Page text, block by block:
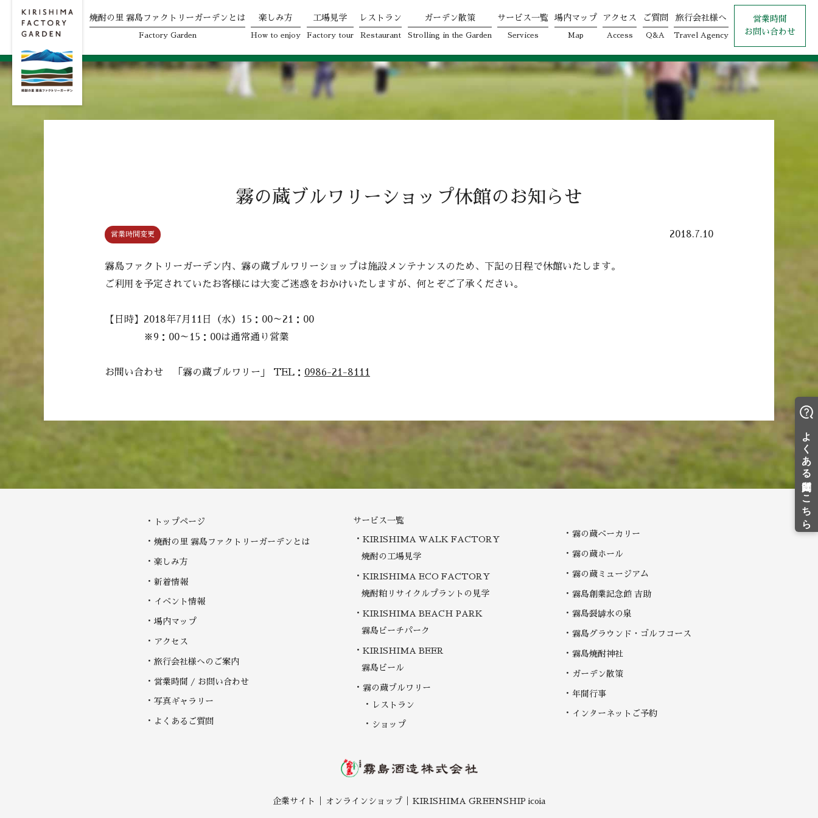
content
焼酎の里 霧島ファクトリーガーデンとは
Factory Garden
楽しみ方
How to enjoy
工場見学
Factory tour
レストラン
Restaurant
ガーデン散策
Strolling in the Garden
サービス一覧
Services
場内マップ
Map
アクセス
Access
ご質問
Q&A
旅行会社様へ
Travel Agency
営業時間
お問い合わせ
霧の蔵ブルワリーショップ休館のお知らせ
営業時間変更 2018.7.10
霧島ファクトリーガーデン内、霧の蔵ブルワリーショップは施設メンテナンスのため、下記の日程で休館いたします。
ご利用を予定されていたお客様には大変ご迷惑をおかけいたしますが、何とぞご了承ください。
【日時】2018年7月11日（水）15：00～21：00
※9：00～15：00は通常通り営業
お問い合わせ 「霧の蔵ブルワリー」 TEL： 0986-21-8111
トップページ
焼酎の里 霧島ファクトリーガーデンとは
楽しみ方
新着情報
イベント情報
場内マップ
アクセス
旅行会社様へのご案内
営業時間 / お問い合わせ
写真ギャラリー
よくあるご質問
サービス一覧
KIRISHIMA WALK FACTORY
焼酎の工場見学
KIRISHIMA ECO FACTORY
焼酎粕リサイクルプラントの見学
KIRISHIMA BEACH PARK
霧島ビーチパーク
KIRISHIMA BEER
霧島ビール
霧の蔵ブルワリー
レストラン
ショップ
霧の蔵ベーカリー
霧の蔵ホール
霧の蔵ミュージアム
霧島創業記念館 吉助
霧島裂罅水の泉
霧島グラウンド・ゴルフコース
霧島焼酎神社
ガーデン散策
年間行事
インターネットご予約
企業サイト オンラインショップ KIRISHIMA GREENSHIP icoia